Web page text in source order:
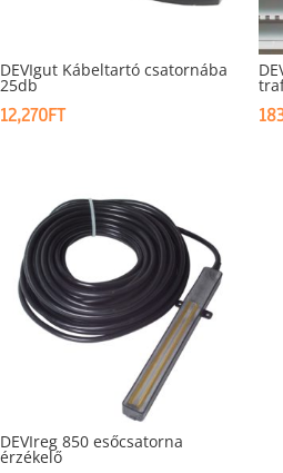
DEVIgut Kábeltartó csatornába
25db
12,270FT
DEVIreg 850 esőcsatorna
érzékelő